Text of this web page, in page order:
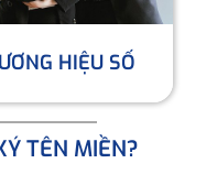
HIỆU SỐ
TÊN MIỀN?